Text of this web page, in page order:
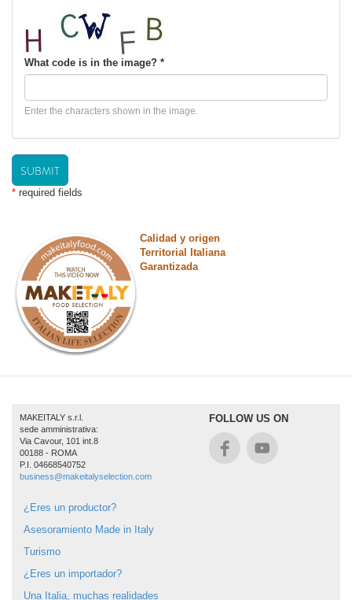
What code is in the image? *
Enter the characters shown in the image.
SUBMIT
* required fields
Calidad y origen
Territorial Italiana
Garantizada
MAKEITALY s.r.l.
sede amministrativa:
Via Cavour, 101 int.8
00188 - ROMA
P.I. 04668540752
business@makeitalyselection.com
FOLLOW US ON
¿Eres un productor?
Asesoramiento Made in Italy
Turismo
¿Eres un importador?
Una Italia, muchas realidades